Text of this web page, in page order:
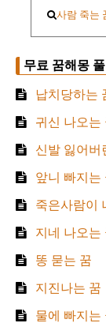
사람 죽는
무료 꿈해몽 풀
납치당하는
귀신 나오는
신발 잃어버
앞니 빠지는
죽은사람이
지네 나오는
똥 묻는 꿈
지진나는 꿈
물에 빠지는